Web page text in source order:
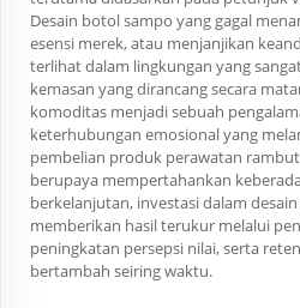
Desain botol sampo yang gagal
esensi merek, atau menjanjikan
terlihat dalam lingkungan yang
kemasan yang dirancang secara
komoditas menjadi sebuah
keterhubungan emosional yang
pembelian produk perawatan
berupaya mempertahankan
berkelanjutan, investasi dalam
memberikan hasil terukur melalui
peningkatan persepsi nilai, serta
bertambah seiring waktu.